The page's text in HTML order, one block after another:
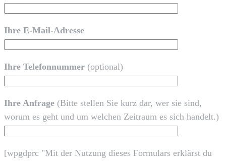
Ihre E-Mail-Adresse
Ihre Telefonnummer (optional)
Ihre Anfrage (Bitte stellen Sie kurz dar, wer sie sind,
worum es geht und um welchen Zeitraum es sich handelt.)
[wpgdprc "Mit der Nutzung dieses Formulars erklärst du